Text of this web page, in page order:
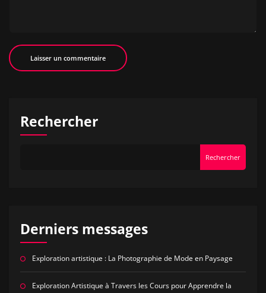
Rechercher
Rechercher
Derniers messages
Exploration artistique : La Photographie de Mode en Paysage
Exploration Artistique à Travers les Cours pour Apprendre la